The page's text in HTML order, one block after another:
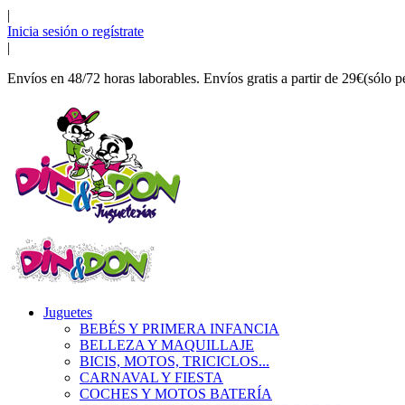
|
Inicia sesión o regístrate
|
Envíos en 48/72 horas laborables. Envíos gratis a partir de 29€(sólo
Juguetes
BEBÉS Y PRIMERA INFANCIA
BELLEZA Y MAQUILLAJE
BICIS, MOTOS, TRICICLOS...
CARNAVAL Y FIESTA
COCHES Y MOTOS BATERÍA